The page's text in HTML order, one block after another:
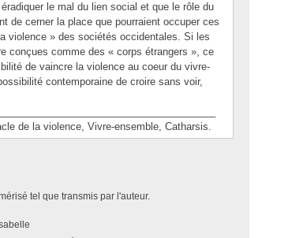
le mal du lien social et que le rôle du
de cerner la place que pourraient occuper ces
violence » des sociétés occidentales. Si les
conçues comme des « corps étrangers », ce
de vaincre la violence au coeur du vivre-
contemporaine de croire sans voir,
de la violence, Vivre-ensemble, Catharsis.
tel que transmis par l'auteur.